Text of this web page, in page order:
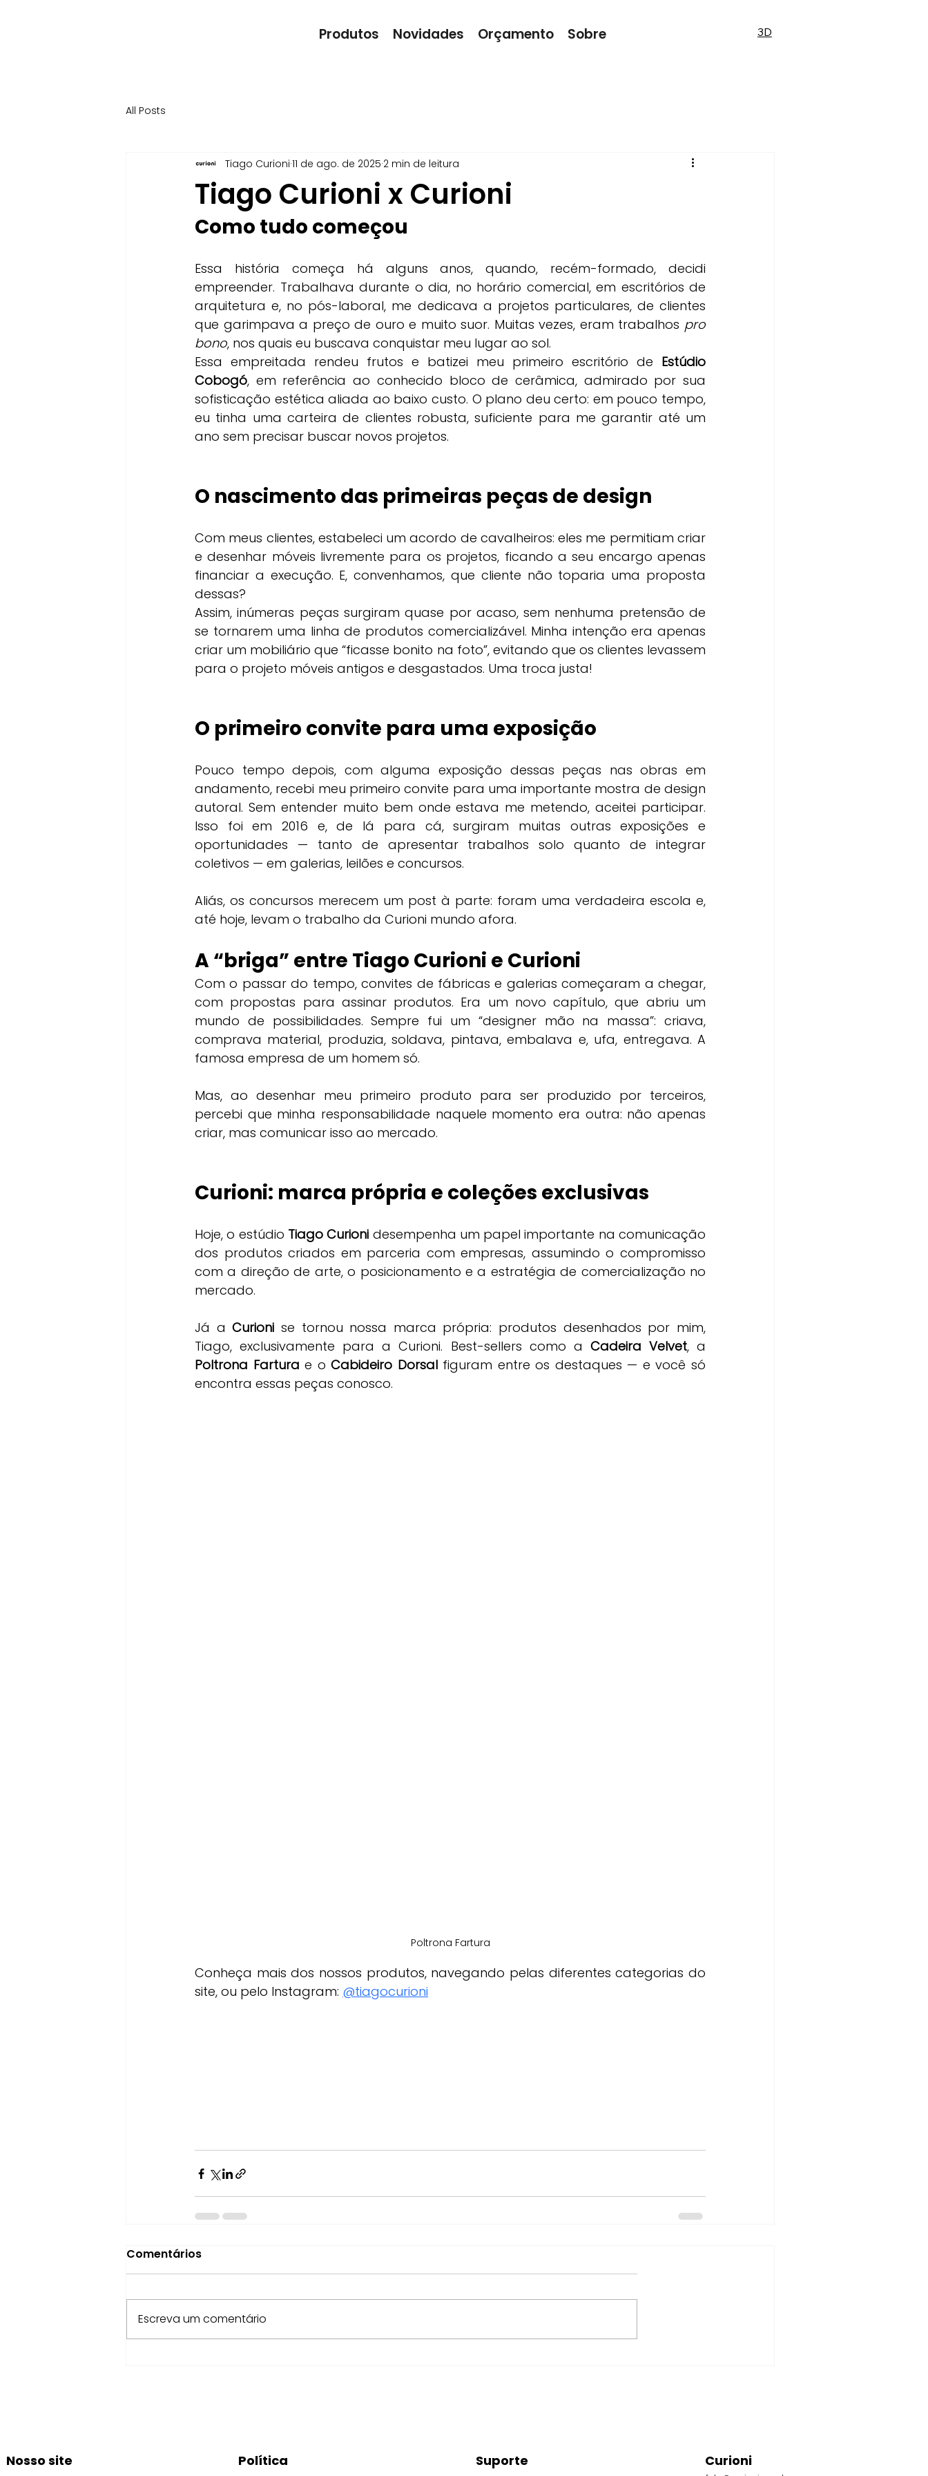
Produtos Novidades Orçamento Sobre 3D
All Posts
Tiago Curioni x Curioni
Tiago Curioni 11 de ago. de 2025 2 min de leitura
Como tudo começou
Essa história começa há alguns anos, quando, recém-formado, decidi
empreender. Trabalhava durante o dia, no horário comercial, em escritórios de
arquitetura e, no pós-laboral, me dedicava a projetos particulares, de clientes
que garimpava a preço de ouro e muito suor. Muitas vezes, eram trabalhos pro
bono, nos quais eu buscava conquistar meu lugar ao sol.
Essa empreitada rendeu frutos e batizei meu primeiro escritório de Estúdio
Cobogó, em referência ao conhecido bloco de cerâmica, admirado por sua
sofisticação estética aliada ao baixo custo. O plano deu certo: em pouco tempo,
eu tinha uma carteira de clientes robusta, suficiente para me garantir até um
ano sem precisar buscar novos projetos.
O nascimento das primeiras peças de design
Com meus clientes, estabeleci um acordo de cavalheiros: eles me permitiam criar
e desenhar móveis livremente para os projetos, ficando a seu encargo apenas
financiar a execução. E, convenhamos, que cliente não toparia uma proposta
dessas?
Assim, inúmeras peças surgiram quase por acaso, sem nenhuma pretensão de
se tornarem uma linha de produtos comercializável. Minha intenção era apenas
criar um mobiliário que “ficasse bonito na foto”, evitando que os clientes levassem
para o projeto móveis antigos e desgastados. Uma troca justa!
O primeiro convite para uma exposição
Pouco tempo depois, com alguma exposição dessas peças nas obras em
andamento, recebi meu primeiro convite para uma importante mostra de design
autoral. Sem entender muito bem onde estava me metendo, aceitei participar.
Isso foi em 2016 e, de lá para cá, surgiram muitas outras exposições e
oportunidades — tanto de apresentar trabalhos solo quanto de integrar
coletivos — em galerias, leilões e concursos.
Aliás, os concursos merecem um post à parte: foram uma verdadeira escola e,
até hoje, levam o trabalho da Curioni mundo afora.
A “briga” entre Tiago Curioni e Curioni
Com o passar do tempo, convites de fábricas e galerias começaram a chegar,
com propostas para assinar produtos. Era um novo capítulo, que abriu um
mundo de possibilidades. Sempre fui um “designer mão na massa”: criava,
comprava material, produzia, soldava, pintava, embalava e, ufa, entregava. A
famosa empresa de um homem só.
Mas, ao desenhar meu primeiro produto para ser produzido por terceiros,
percebi que minha responsabilidade naquele momento era outra: não apenas
criar, mas comunicar isso ao mercado.
Curioni: marca própria e coleções exclusivas
Hoje, o estúdio Tiago Curioni desempenha um papel importante na comunicação
dos produtos criados em parceria com empresas, assumindo o compromisso
com a direção de arte, o posicionamento e a estratégia de comercialização no
mercado.
Já a Curioni se tornou nossa marca própria: produtos desenhados por mim,
Tiago, exclusivamente para a Curioni. Best-sellers como a Cadeira Velvet
Poltrona Fartura e o Cabideiro Dorsal figuram entre os destaques — e você só
encontra essas peças conosco.
Poltrona Fartura
Conheça mais dos nossos produtos, navegando pelas diferentes categorias do
site, ou pelo Instagram: @tiagocurioni
Comentários
Escreva um comentário
Nosso site Política Suporte Curioni